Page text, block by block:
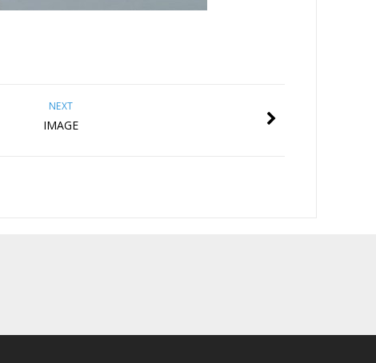
NEXT
IMAGE